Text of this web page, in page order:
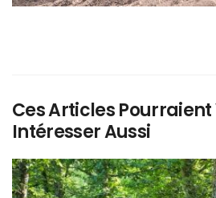
Ces Articles Pourraient
Intéresser Aussi